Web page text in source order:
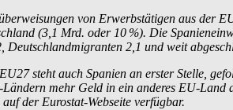
von Erwerbs­tätigen aus der
(3,1 Mrd. oder 10 %). Die
2,1 und weit
steht auch Spanien an erster Stelle,
mehr Geld in ein anderes EU-
der Eurostat-Webseite verfügbar.